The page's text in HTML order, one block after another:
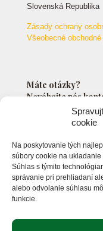
cookie
Na poskytovanie tých
súbory cookie na
Súhlas s týmito
správanie pri prehliadaní
alebo odvolanie súhlasu
funkcie.
Slovenská Republika
Zásady ochrany
Všeobecné
Máte otázky?
Neváhajte nás
+421 903 549 042